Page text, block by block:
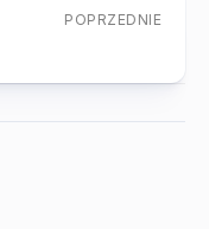
POPRZEDNIE